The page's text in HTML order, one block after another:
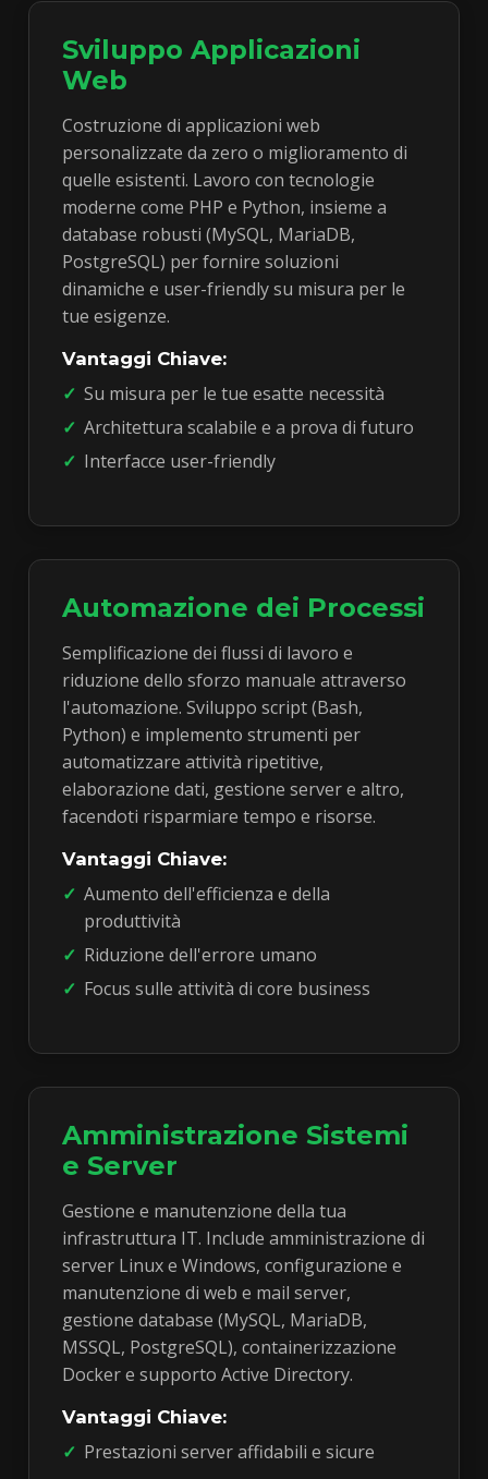
Sviluppo Applicazioni
Web
Costruzione di applicazioni web
personalizzate da zero o miglioramento di
quelle esistenti. Lavoro con tecnologie
moderne come PHP e Python, insieme a
database robusti (MySQL, MariaDB,
PostgreSQL) per fornire soluzioni
dinamiche e user-friendly su misura per le
tue esigenze.
Vantaggi Chiave:
Su misura per le tue esatte necessità
Architettura scalabile e a prova di futuro
Interfacce user-friendly
Automazione dei Processi
Semplificazione dei flussi di lavoro e
riduzione dello sforzo manuale attraverso
l'automazione. Sviluppo script (Bash,
Python) e implemento strumenti per
automatizzare attività ripetitive,
elaborazione dati, gestione server e altro,
facendoti risparmiare tempo e risorse.
Vantaggi Chiave:
Aumento dell'efficienza e della
produttività
Riduzione dell'errore umano
Focus sulle attività di core business
Amministrazione Sistemi
e Server
Gestione e manutenzione della tua
infrastruttura IT. Include amministrazione di
server Linux e Windows, configurazione e
manutenzione di web e mail server,
gestione database (MySQL, MariaDB,
MSSQL, PostgreSQL), containerizzazione
Docker e supporto Active Directory.
Vantaggi Chiave:
Prestazioni server affidabili e sicure